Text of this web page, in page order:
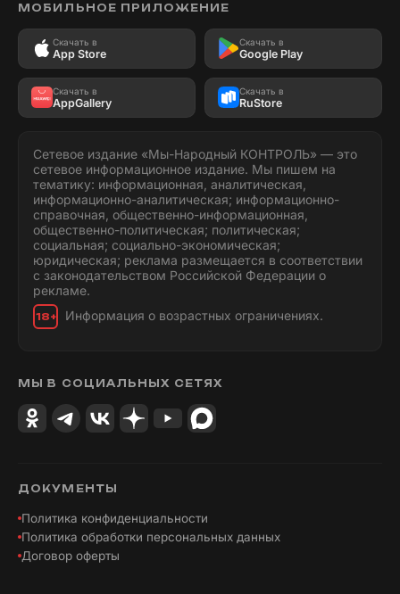
МОБИЛЬНОЕ ПРИЛОЖЕНИЕ
Скачать в
App Store
Скачать в
Google Play
Скачать в
AppGallery
Скачать в
RuStore
Сетевое издание «Мы-Народный КОНТРОЛЬ» — это
сетевое информационное издание. Мы пишем на
тематику: информационная, аналитическая,
информационно-аналитическая; информационно-
справочная, общественно-информационная,
общественно-политическая; политическая;
социальная; социально-экономическая;
юридическая; реклама размещается в соответствии
с законодательством Российской Федерации о
рекламе.
18+ Информация о возрастных ограничениях.
МЫ В СОЦИАЛЬНЫХ СЕТЯХ
ДОКУМЕНТЫ
Политика конфиденциальности
Политика обработки персональных данных
Договор оферты